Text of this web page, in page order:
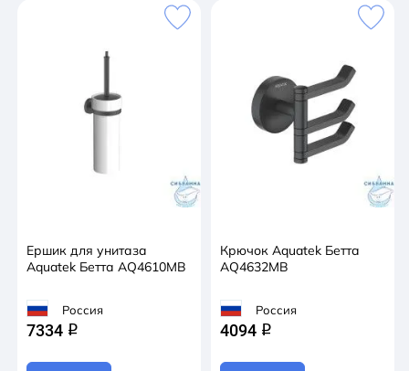
Ершик для унитаза
Aquatek Бетта AQ4610MB
Россия
7334 q
Крючок Aquatek Бетта
AQ4632MB
Россия
4094 q